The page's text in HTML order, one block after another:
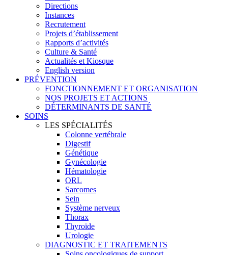
Directions
Instances
Recrutement
Projets d’établissement
Rapports d’activités
Culture & Santé
Actualités et Kiosque
English version
PRÉVENTION
FONCTIONNEMENT ET ORGANISATION
NOS PROJETS ET ACTIONS
DÉTERMINANTS DE SANTÉ
SOINS
LES SPÉCIALITÉS
Colonne vertébrale
Digestif
Génétique
Gynécologie
Hématologie
ORL
Sarcomes
Sein
Système nerveux
Thorax
Thyroïde
Urologie
DIAGNOSTIC ET TRAITEMENTS